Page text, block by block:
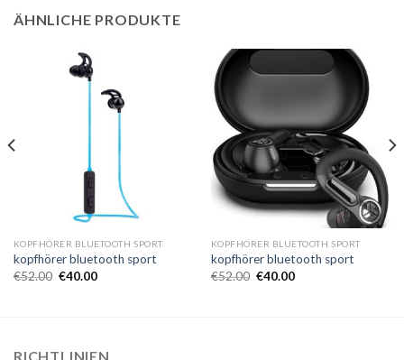
ÄHNLICHE PRODUKTE
KOPFHÖRER BLUETOOTH SPORT
kopfhörer bluetooth sport
€52.00 €40.00
KOPFHÖRER BLUETOOTH SPORT
kopfhörer bluetooth sport
€52.00 €40.00
RICHTLINIEN